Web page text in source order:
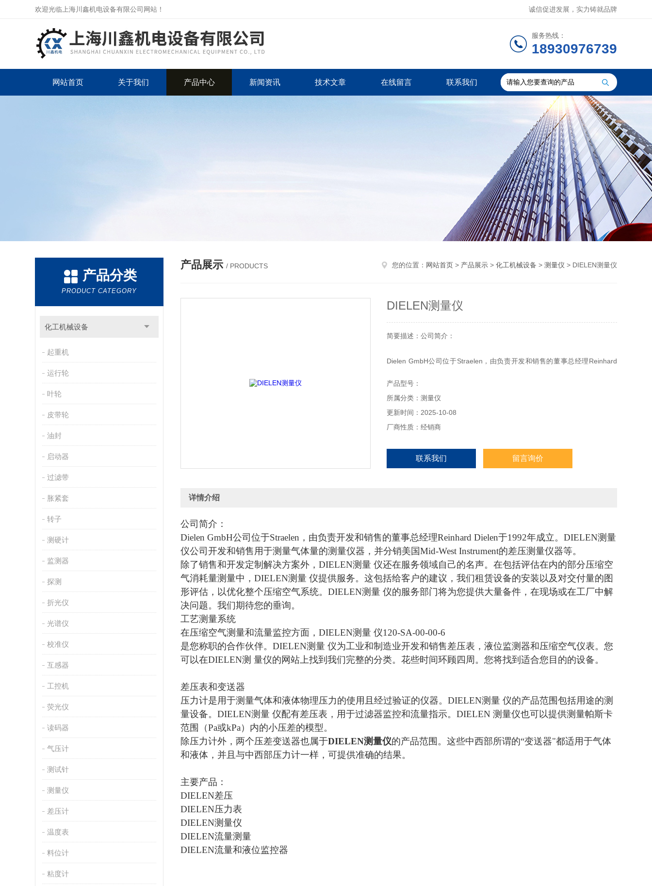
欢迎光临上海川鑫机电设备有限公司网站！ 诚信促进发展，实力铸就品牌
服务热线：
18930976739
网站首页 关于我们 产品中心 新闻资讯 技术文章 在线留言 联系我们
产品分类
PRODUCT CATEGORY
化工机械设备
起重机
运行轮
叶轮
皮带轮
油封
启动器
过滤带
胀紧套
转子
测硬计
监测器
探测
折光仪
光谱仪
校准仪
互感器
工控机
荧光仪
读码器
气压计
测试针
测量仪
差压计
温度表
料位计
粘度计
产品展示 / PRODUCTS 您的位置： 网站首页 > 产品展示 > 化工机械设备 > 测量仪 > DIELEN测量仪
DIELEN测量仪
简要描述：公司简介：
Dielen GmbH公司位于Straelen，由负责开发和销售的董事总经理Reinhard
仪器，并分销美国Mid-West Instrument的差压测量仪器等。
产品型号：
所属分类：测量仪
更新时间：2025-10-08
厂商性质：经销商
联系我们 留言询价
详情介绍
公司简介：
Dielen GmbH公司位于Straelen，由负责开发和销售的董事总经理Reinhard Dielen于1992年成立。 DIELEN测量
仪公司开发和销售用于测量气体量的测量仪器，并分销美国Mid-West Instrument的差压测量仪器等。
除了销售和开发定制解决方案外， DIELEN测量 仪还在服务领域自己的名声。在包括评估在内的部分压缩空
气消耗量测量中， DIELEN测量 仪提供服务。这包括给客户的建议，我们租赁设备的安装以及对交付量的图
形评估，以优化整个压缩空气系统。 DIELEN测量 仪的服务部门将为您提供大量备件，在现场或在工厂中解
决问题。我们期待您的垂询。
工艺测量系统
在压缩空气测量和流量监控方面， DIELEN测量 仪120-SA-00-00-6
是您称职的合作伙伴。 DIELEN测量 仪为工业和制造业开发和销售差压表，液位监测器和压缩空气仪表。您
可以在DIELEN测 量仪的网站上找到我们完整的分类。花些时间环顾四周。您将找到适合您目的的设备。
差压表和变送器
压力计是用于测量气体和液体物理压力的使用且经过验证的仪器。 DIELEN测量 仪的产品范围包括用途的测
量设备。 DIELEN测量 仪配有差压表，用于过滤器监控和流量指示。 DIELEN 测量仪也可以提供测量帕斯卡
范围（Pa或kPa）内的小压差的模型。
除压力计外，两个压差变送器也属于DIELEN测量仪的产品范围。这些中西部所谓的“变送器"都适用于气体
和液体，并且与中西部压力计一样，可提供准确的结果。
主要产品：
DIELEN差压
DIELEN压力表
DIELEN测量仪
DIELEN流量测量
DIELEN流量和液位监控器